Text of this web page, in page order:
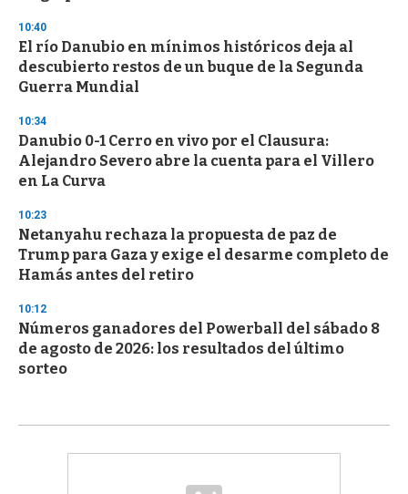
10:40
El río Danubio en mínimos históricos deja al
descubierto restos de un buque de la Segunda
Guerra Mundial
10:34
Danubio 0-1 Cerro en vivo por el Clausura:
Alejandro Severo abre la cuenta para el Villero
en La Curva
10:23
Netanyahu rechaza la propuesta de paz de
Trump para Gaza y exige el desarme completo de
Hamás antes del retiro
10:12
Números ganadores del Powerball del sábado 8
de agosto de 2026: los resultados del último
sorteo